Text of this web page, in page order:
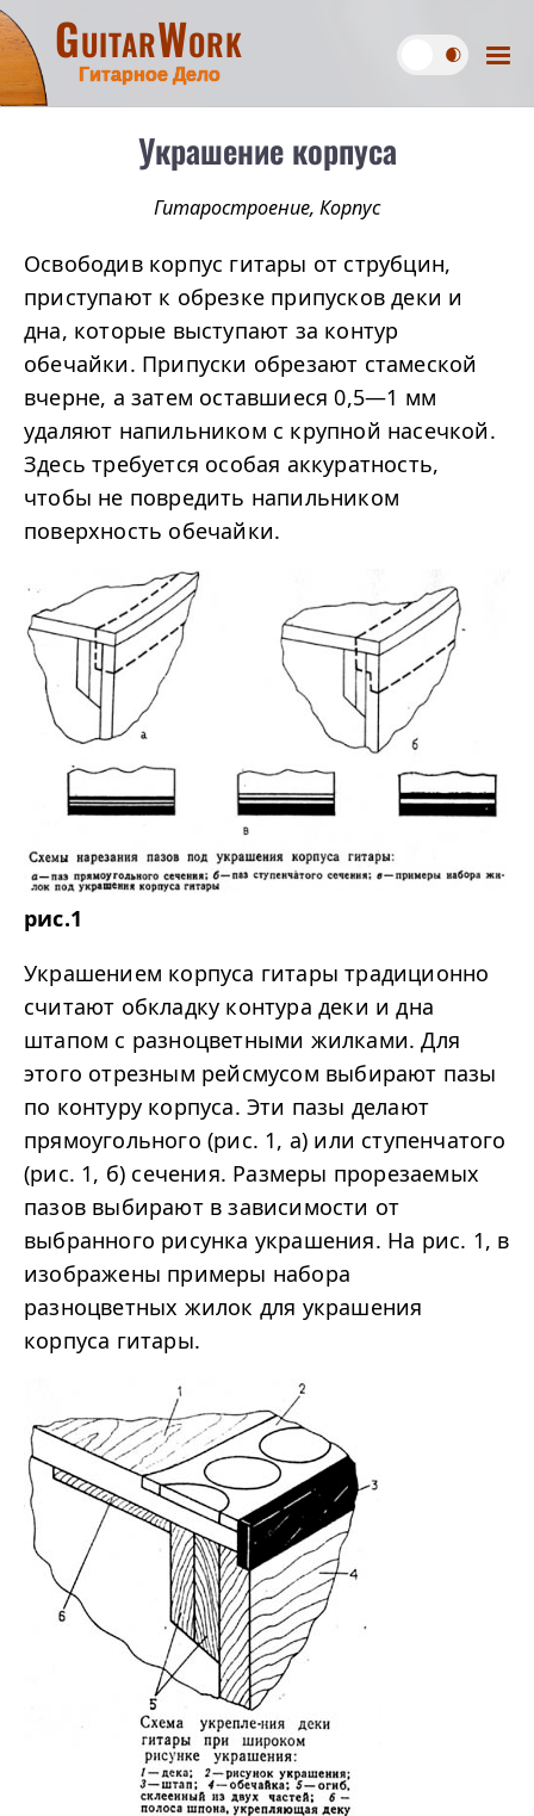
GuitarWork
Гитарное Дело
Украшение корпуса
Гитаростроение, Корпус
Освободив корпус гитары от струбцин,
приступают к обрезке припусков деки и
дна, которые выступают за контур
обечайки. Припуски обрезают стамеской
вчерне, а затем оставшиеся 0,5—1 мм
удаляют напильником с крупной насечкой.
Здесь требуется особая аккуратность,
чтобы не повредить напильником
поверхность обечайки.
рис.1
Украшением корпуса гитары традиционно
считают обкладку контура деки и дна
штапом с разноцветными жилками. Для
этого отрезным рейсмусом выбирают пазы
по контуру корпуса. Эти пазы делают
прямоугольного (рис. 1, а) или ступенчатого
(рис. 1, б) сечения. Размеры прорезаемых
пазов выбирают в зависимости от
выбранного рисунка украшения. На рис. 1, в
изображены примеры набора
разноцветных жилок для украшения
корпуса гитары.